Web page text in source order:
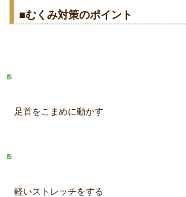
■むくみ対策のポイント
足首をこまめに動かす
軽いストレッチをする